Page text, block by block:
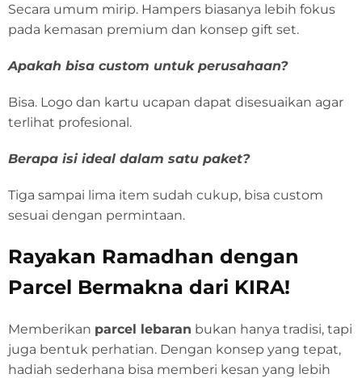
Secara umum mirip. Hampers biasanya lebih fokus
pada kemasan premium dan konsep gift set.
Apakah bisa custom untuk perusahaan?
Bisa. Logo dan kartu ucapan dapat disesuaikan agar
terlihat profesional.
Berapa isi ideal dalam satu paket?
Tiga sampai lima item sudah cukup, bisa custom
sesuai dengan permintaan.
Rayakan Ramadhan dengan
Parcel Bermakna dari KIRA!
Memberikan parcel lebaran bukan hanya tradisi, tapi
juga bentuk perhatian. Dengan konsep yang tepat,
hadiah sederhana bisa memberi kesan yang lebih